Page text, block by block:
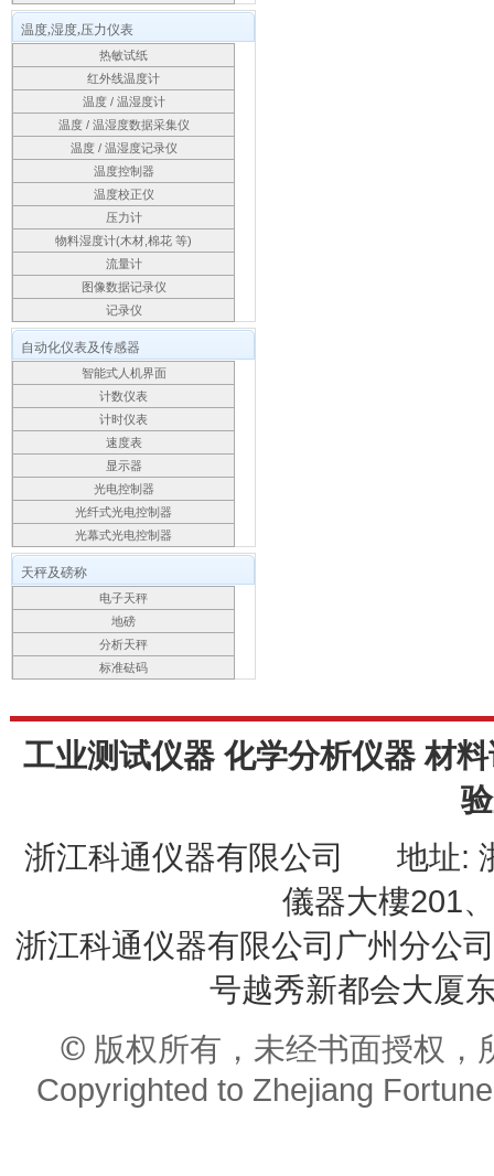
温度,湿度,压力仪表
热敏试纸
红外线温度计
温度 / 温湿度计
温度 / 温湿度数据采集仪
温度 / 温湿度记录仪
温度控制器
温度校正仪
压力计
物料湿度计(木材,棉花 等)
流量计
图像数据记录仪
记录仪
自动化仪表及传感器
智能式人机界面
计数仪表
计时仪表
速度表
显示器
光电控制器
光纤式光电控制器
光幕式光电控制器
天秤及磅称
电子天秤
地磅
分析天秤
标准砝码
工业测试仪器 化学分析仪器 材
浙江科通仪器有限公司 地址:
儀器大樓201
浙江科通仪器有限公司广州分
号越秀新都会大厦
© 版权所有，未经书面授权，
Copyrighted to Zhejiang